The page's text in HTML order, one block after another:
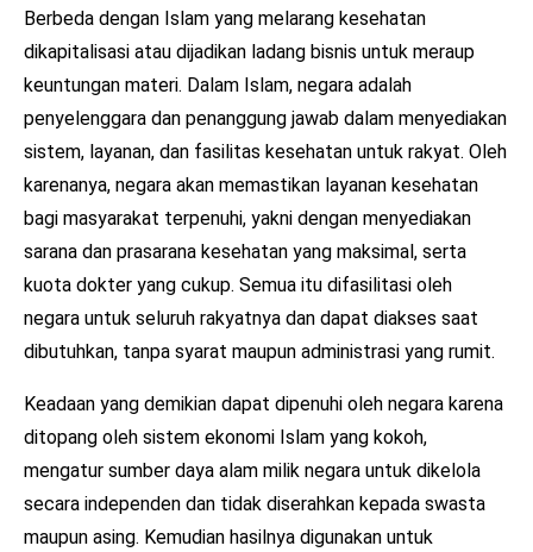
Berbeda dengan Islam yang melarang kesehatan
dikapitalisasi atau dijadikan ladang bisnis untuk meraup
keuntungan materi. Dalam Islam, negara adalah
penyelenggara dan penanggung jawab dalam menyediakan
sistem, layanan, dan fasilitas kesehatan untuk rakyat. Oleh
karenanya, negara akan memastikan layanan kesehatan
bagi masyarakat terpenuhi, yakni dengan menyediakan
sarana dan prasarana kesehatan yang maksimal, serta
kuota dokter yang cukup. Semua itu difasilitasi oleh
negara untuk seluruh rakyatnya dan dapat diakses saat
dibutuhkan, tanpa syarat maupun administrasi yang rumit.
Keadaan yang demikian dapat dipenuhi oleh negara karena
ditopang oleh sistem ekonomi Islam yang kokoh,
mengatur sumber daya alam milik negara untuk dikelola
secara independen dan tidak diserahkan kepada swasta
maupun asing. Kemudian hasilnya digunakan untuk